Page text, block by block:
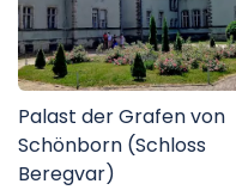
Palast der Grafen von
Schönborn (Schloss
Beregvar)